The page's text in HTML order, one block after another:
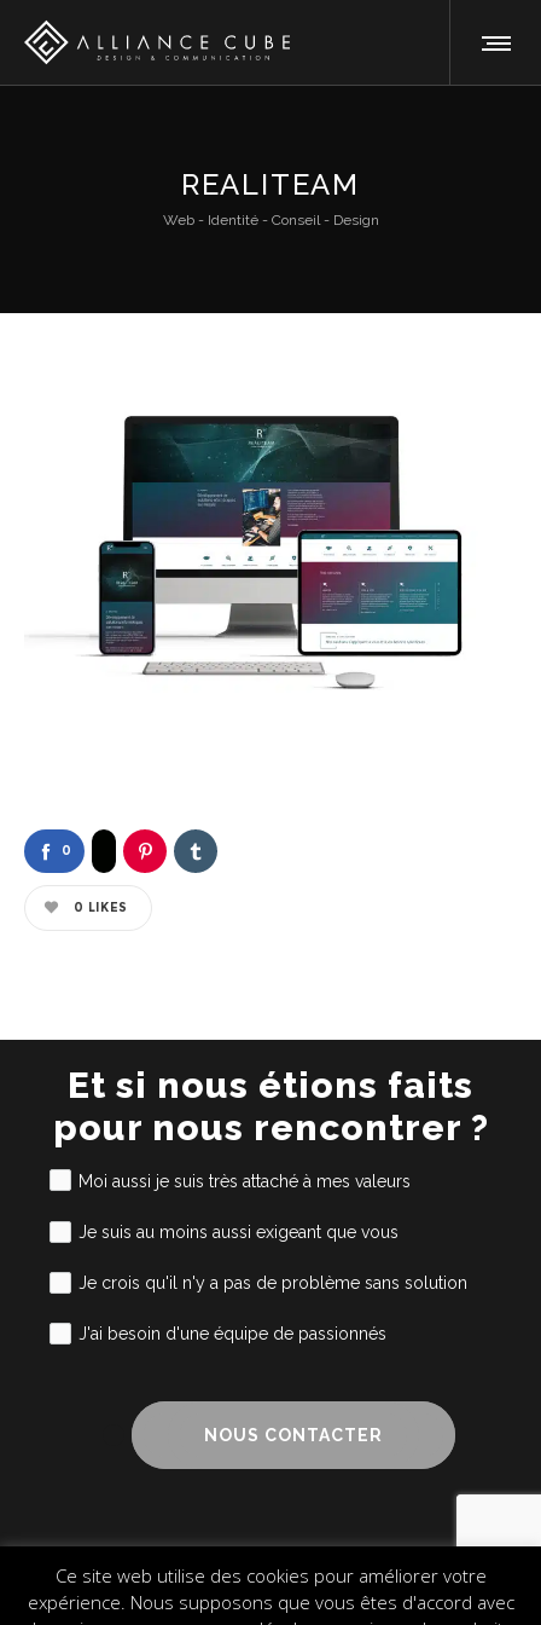
REALITEAM
Web - Identité - Conseil - Design
0
0 LIKES
Et si nous étions faits
pour nous rencontrer ?
Moi aussi je suis très attaché à mes valeurs
Je suis au moins aussi exigeant que vous
Je crois qu'il n'y a pas de problème sans solution
J'ai besoin d'une équipe de passionnés
NOUS CONTACTER
Mentions légales Cookies
Plan du site
© 2024 Alliance Cube – Design & Communication
Ce site web utilise des cookies pour améliorer votre
expérience. Nous supposons que vous êtes d'accord avec